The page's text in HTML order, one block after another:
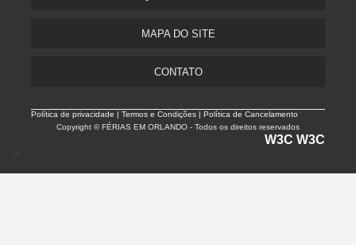
MAPA DO SITE
CONTATO
Política de privacidade |Termos e Condições | Política de Cancelamento
Copyright © FÉRIAS EM ORLANDO - Todos os direitos reservados
W3C W3C